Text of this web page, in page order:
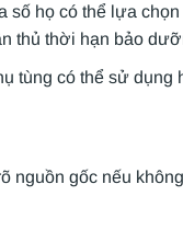
số họ có thể lựa
thủ thời hạn bảo
tùng có thể sử
nguồn gốc nếu